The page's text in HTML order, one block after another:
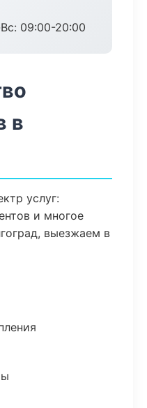
09:00-20:00
в
услуг:
и многое
выезжаем в